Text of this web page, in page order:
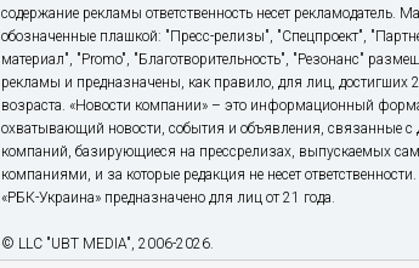
содержание рекламы ответственность несет рекламодатель.
обозначенные плашкой: "Пресс-релизы", "Спецпроект",
материал", "Promo", "Благотворительность", "Резонанс"
рекламы и предназначены, как правило, для лиц, достигших
возраста. «Новости компании» – это информационный
охватывающий новости, события и объявления, связанные с
компаний, базирующиеся на прессрелизах, выпускаемых
компаниями, и за которые редакция не несет
«РБК-Украина» предназначено для лиц от 21 года.
© LLC "UBT MEDIA", 2006-2026.